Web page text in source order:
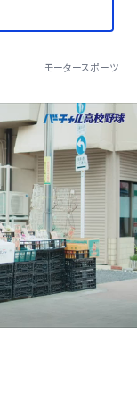
モータースポーツ